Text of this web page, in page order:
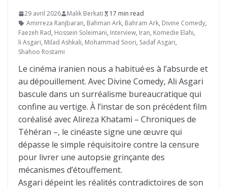
29 avril 2026 Malik Berkati
17 min read
Amirreza Ranjbaran, Bahman Ark, Bahram Ark, Divine Comedy,
Faezeh Rad, Hossein Soleimani, Interview, Iran, Komedie Elahi,
li Asgari, Milad Ashkali, Mohammad Soori, Sadaf Asgari,
Shahoo Rostami
Le cinéma iranien nous a habitué·es à l’absurde et
au dépouillement. Avec Divine Comedy, Ali Asgari
bascule dans un surréalisme bureaucratique qui
confine au vertige. À l’instar de son précédent film
coréalisé avec Alireza Khatami – Chroniques de
Téhéran –, le cinéaste signe une œuvre qui
dépasse le simple réquisitoire contre la censure
pour livrer une autopsie grinçante des
mécanismes d’étouffement.
Asgari dépeint les réalités contradictoires de son